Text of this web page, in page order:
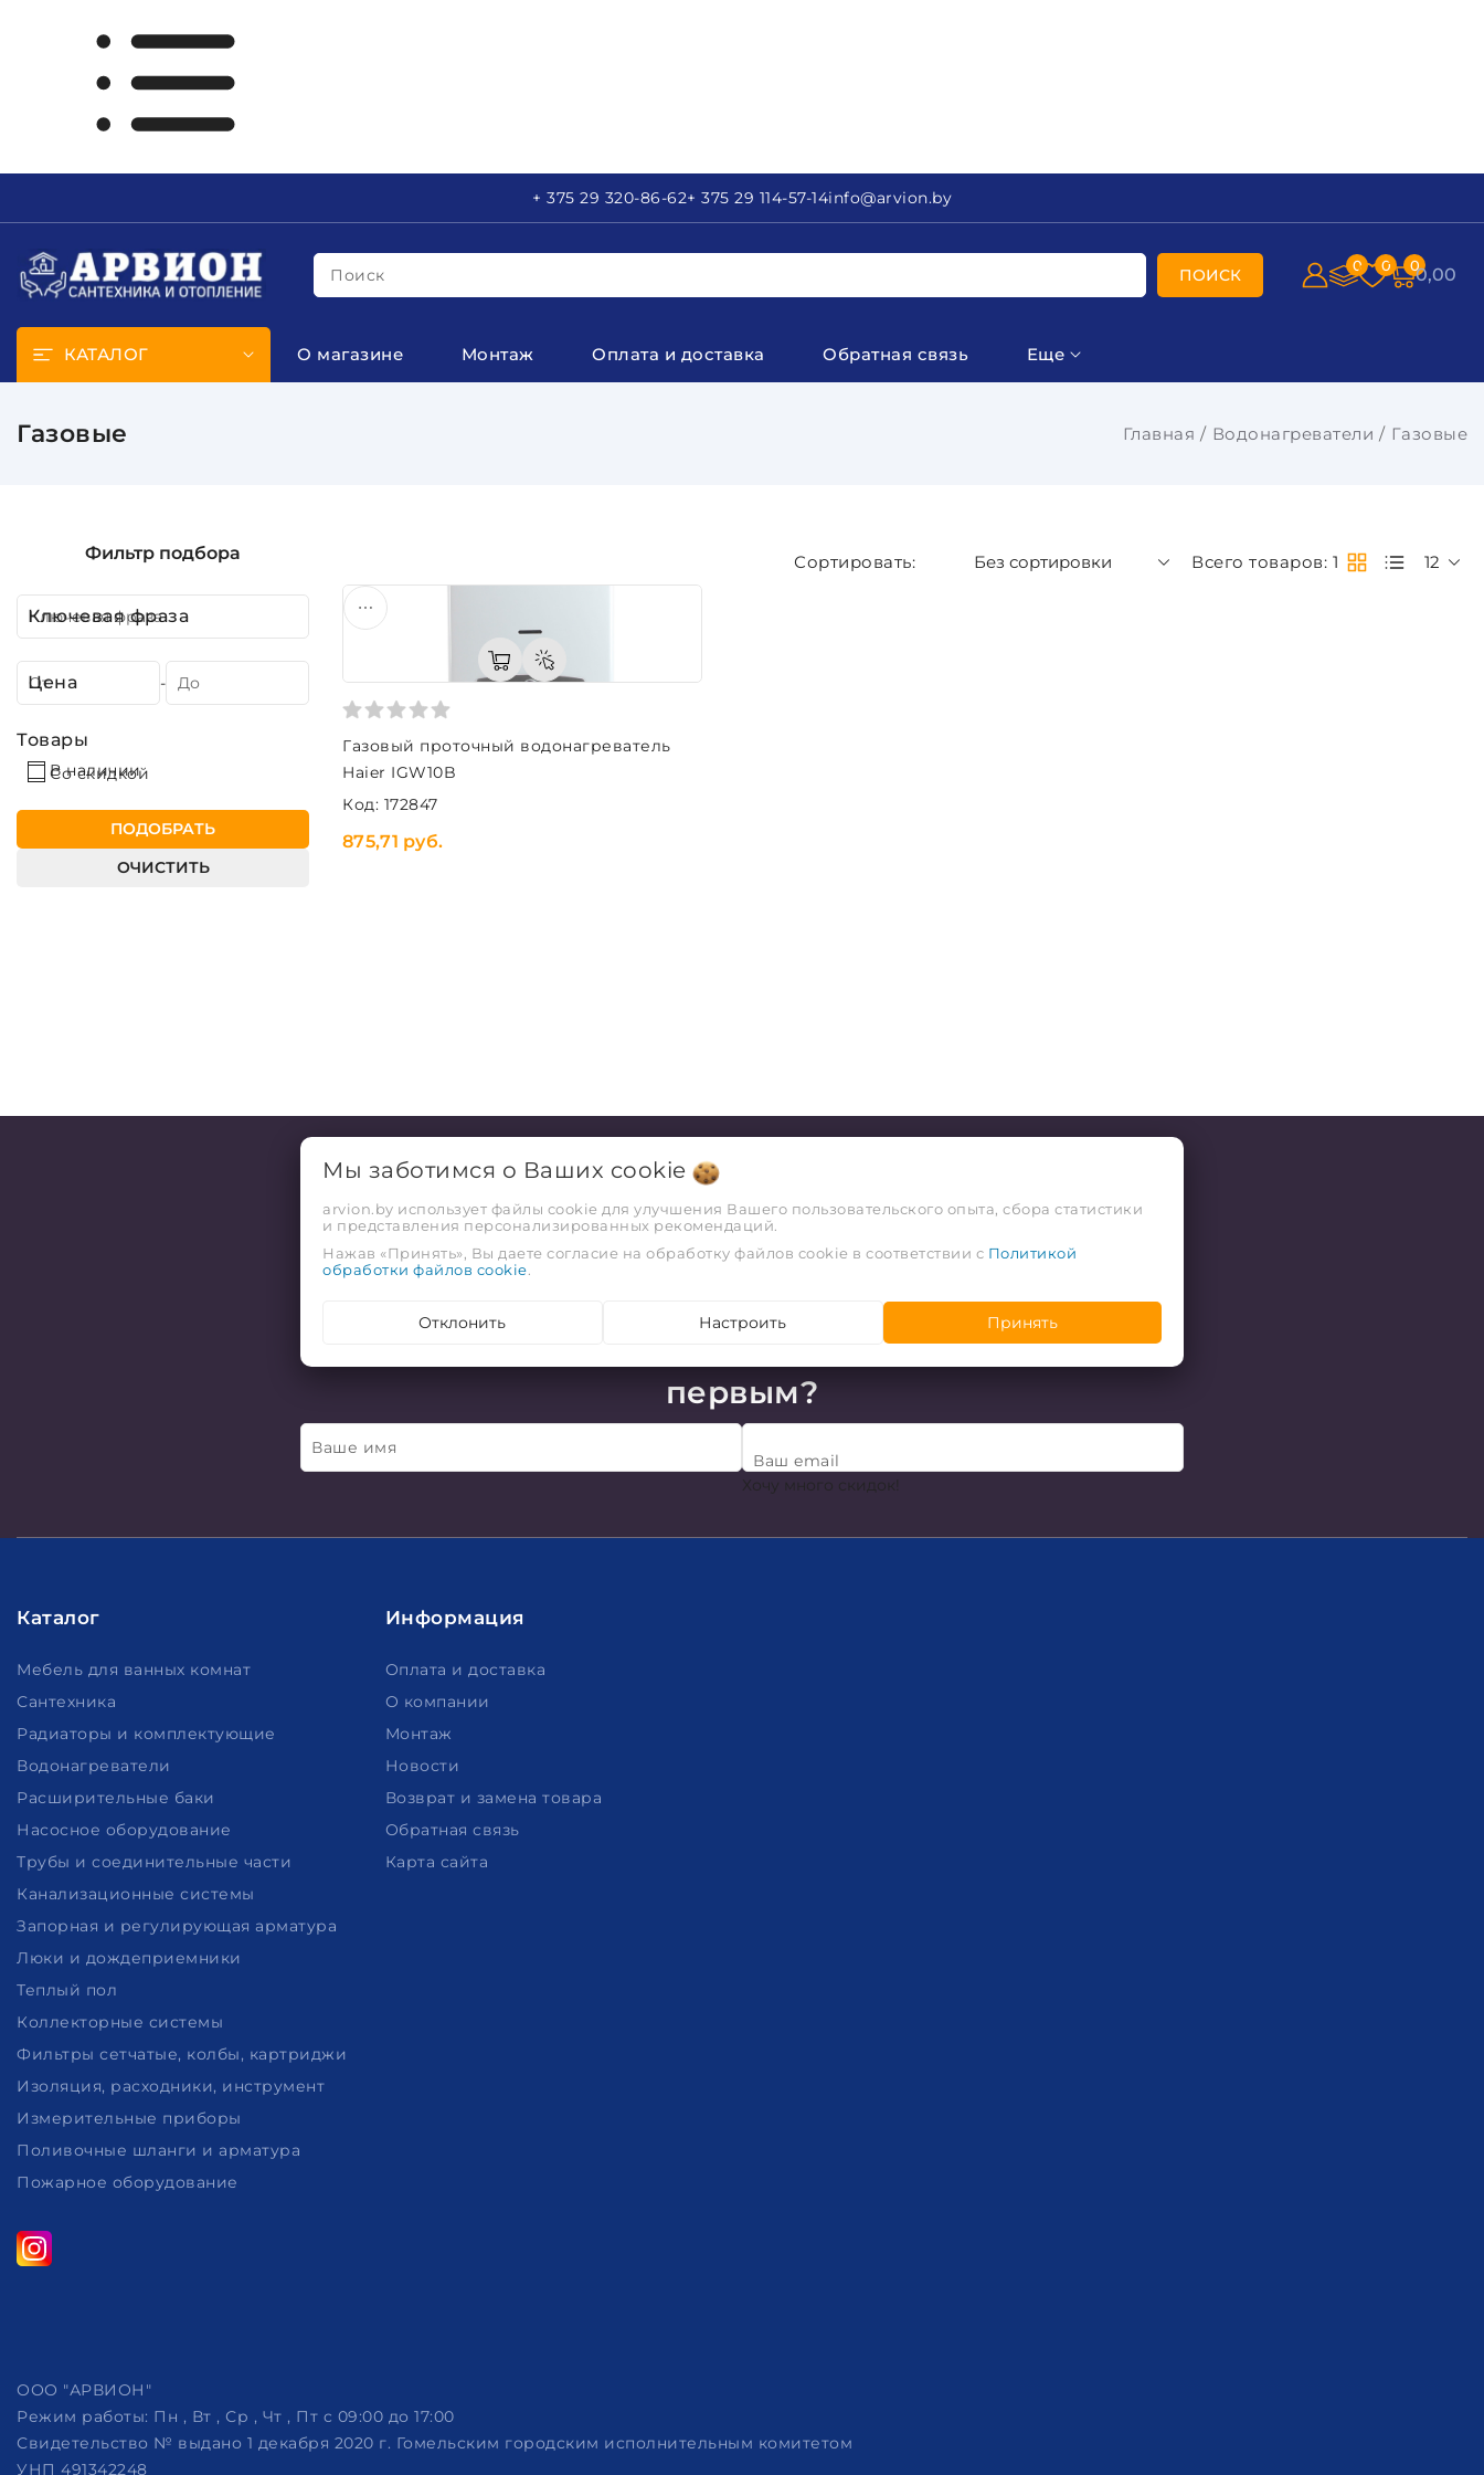
+ 375 29 320-86-62+ 375 29 114-57-14info@arvion.by
Поиск ПОИСК 0 0 00,00
КАТАЛОГ О магазине Монтаж Оплата и доставка Обратная связь Еще
Газовые Главная Водонагреватели Газовые
Фильтр подбора
Ключевая фраза
Цена -
Товары
В наличии
Со скидкой
ПОДОБРАТЬ
ОЧИСТИТЬ
Без сортировки Всего товаров: 1 12
Газовый проточный водонагреватель
Haier IGW10B
Код: 172847
875,71 руб.
Хочешь узнавать про акции и скидки
первым?
Ваше имя
Ваш email
Хочу много скидок!
Каталог
Мебель для ванных комнат
Сантехника
Радиаторы и комплектующие
Водонагреватели
Расширительные баки
Насосное оборудование
Трубы и соединительные части
Канализационные системы
Запорная и регулирующая арматура
Люки и дождеприемники
Теплый пол
Коллекторные системы
Фильтры сетчатые, колбы, картриджи
Изоляция, расходники, инструмент
Измерительные приборы
Поливочные шланги и арматура
Пожарное оборудование
Информация
Оплата и доставка
О компании
Монтаж
Новости
Возврат и замена товара
Обратная связь
Карта сайта
ООО "АРВИОН"
Режим работы: Пн , Вт , Ср , Чт , Пт c 09:00 до 17:00
Свидетельство № выдано 1 декабря 2020 г. Гомельским городским исполнительным комитетом
УНП 491342248
Мы заботимся о Ваших cookie
arvion.by использует файлы cookie для улучшения Вашего пользовательского опыта, сбора статистики
и представления персонализированных рекомендаций.
Нажав «Принять», Вы даете согласие на обработку файлов cookie в соответствии с Политикой
обработки файлов cookie.
Отклонить Настроить Принять